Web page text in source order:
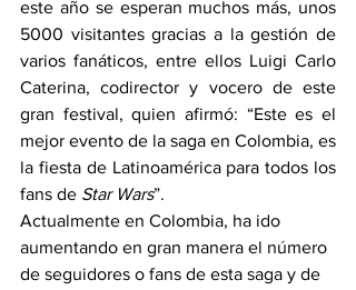
este año se esperan muchos más, unos
5000 visitantes gracias a la gestión de
varios fanáticos, entre ellos Luigi Carlo
Caterina, codirector y vocero de este
gran festival, quien afirmó: “Este es el
mejor evento de la saga en Colombia, es
la fiesta de Latinoamérica para todos los
fans de Star Wars”.
Actualmente en Colombia, ha ido
aumentando en gran manera el número
de seguidores o fans de esta saga y de